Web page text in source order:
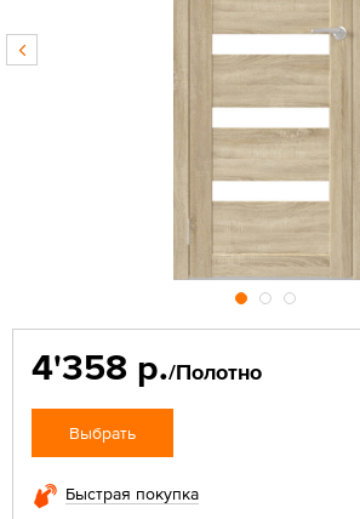
4'358 р./Полотно
Выбрать
Быстрая покупка